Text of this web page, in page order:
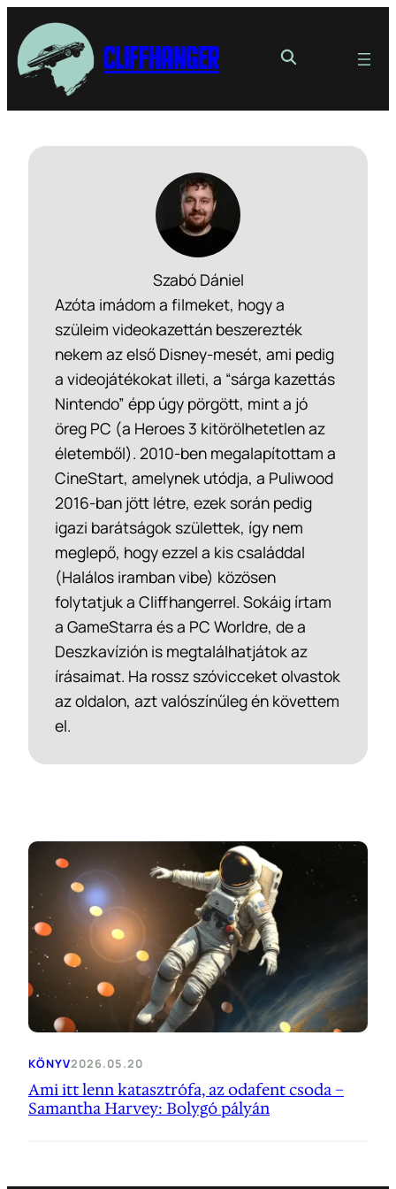
Cliffhanger
Szabó Dániel
Azóta imádom a filmeket, hogy a
szüleim videokazettán beszerezték
nekem az első Disney-mesét, ami pedig
a videojátékokat illeti, a “sárga kazettás
Nintendo” épp úgy pörgött, mint a jó
öreg PC (a Heroes 3 kitörölhetetlen az
életemből). 2010-ben megalapítottam a
CineStart, amelynek utódja, a Puliwood
2016-ban jött létre, ezek során pedig
igazi barátságok születtek, így nem
meglepő, hogy ezzel a kis családdal
(Halálos iramban vibe) közösen
folytatjuk a Cliffhangerrel. Sokáig írtam
a GameStarra és a PC Worldre, de a
Deszkavízión is megtalálhatjátok az
írásaimat. Ha rossz szóvicceket olvastok
az oldalon, azt valószínűleg én követtem
el.
KÖNYV2026.05.20
Ami itt lenn katasztrófa, az odafent csoda –
Samantha Harvey: Bolygó pályán